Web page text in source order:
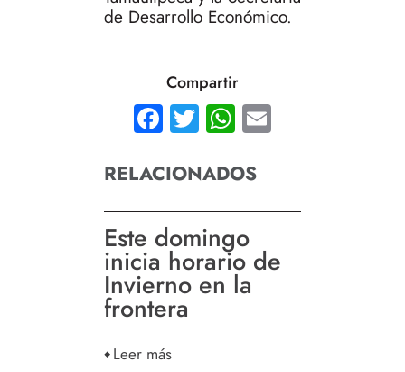
de Desarrollo Económico.
Compartir
Facebook
TwitterWhatsApp
RELACIONADOS
Este domingo
inicia horario de
Invierno en la
frontera
Leer más